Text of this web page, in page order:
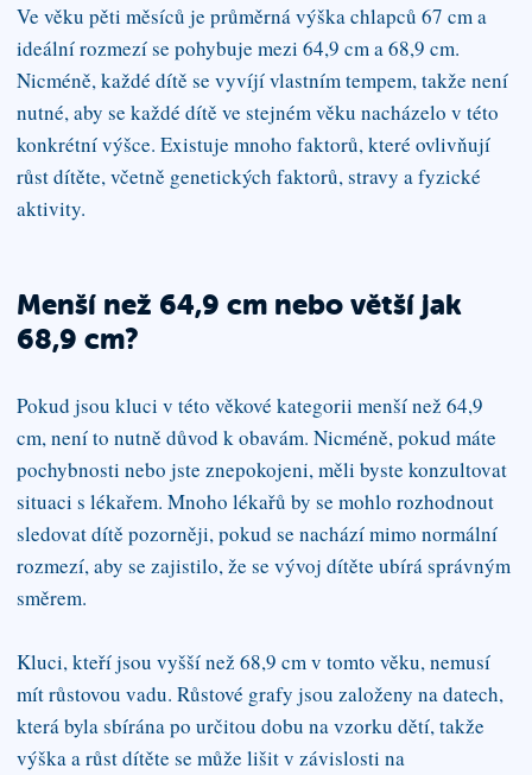
Ve věku pěti měsíců je průměrná výška chlapců 67 cm a
ideální rozmezí se pohybuje mezi 64,9 cm a 68,9 cm.
Nicméně, každé dítě se vyvíjí vlastním tempem, takže není
nutné, aby se každé dítě ve stejném věku nacházelo v této
konkrétní výšce. Existuje mnoho faktorů, které ovlivňují
růst dítěte, včetně genetických faktorů, stravy a fyzické
aktivity.
Menší než 64,9 cm nebo větší jak
68,9 cm?
Pokud jsou kluci v této věkové kategorii menší než 64,9
cm, není to nutně důvod k obavám. Nicméně, pokud máte
pochybnosti nebo jste znepokojeni, měli byste konzultovat
situaci s lékařem. Mnoho lékařů by se mohlo rozhodnout
sledovat dítě pozorněji, pokud se nachází mimo normální
rozmezí, aby se zajistilo, že se vývoj dítěte ubírá správným
směrem.
Kluci, kteří jsou vyšší než 68,9 cm v tomto věku, nemusí
mít růstovou vadu. Růstové grafy jsou založeny na datech,
která byla sbírána po určitou dobu na vzorku dětí, takže
výška a růst dítěte se může lišit v závislosti na